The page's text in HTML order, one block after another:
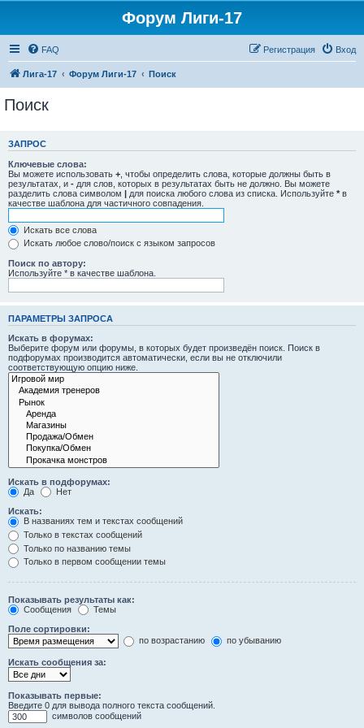
Форум Лиги-17
FAQ Вход
Регистрация
Лига-17 Форум Лиги-17 Поиск
Поиск
ЗАПРОС
Ключевые слова:
Вы можете использовать + , чтобы определить слова, которые должны быть в
результатах, и - для слов, которых в результатах быть не должно. Вы можете
разделить слова символом | для поиска любого слова из списка. Используйте * в
качестве шаблона для частичного совпадения.
Искать все слова
Искать любое слово/поиск с языком запросов
Поиск по автору:
Используйте * в качестве шаблона.
ПАРАМЕТРЫ ЗАПРОСА
Искать в форумах:
Выберите форум или форумы, в которых будет произведён поиск. Поиск в
подфорумах производится автоматически, если вы не отключили
соответствующую опцию ниже.
Искать в подфорумах:
Да
Нет
Искать:
В названиях тем и текстах сообщений
Только в текстах сообщений
Только по названию темы
Только в первом сообщении темы
Показывать результаты как:
Сообщения
Темы
Поле сортировки:
по возрастанию
по убыванию
Искать сообщения за:
Показывать первые:
Введите 0 для вывода полного текста сообщений.
символов сообщений